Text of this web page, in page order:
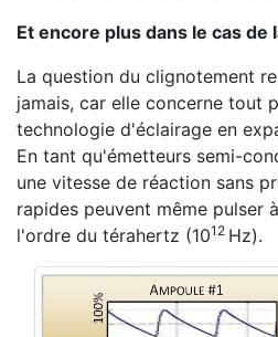
Et encore plus dans le cas de
La question du clignotement
jamais, car elle concerne tout
technologie d'éclairage en
En tant qu'émetteurs semi-
une vitesse de réaction sans
rapides peuvent même pulser
l'ordre du térahertz (1012 Hz).